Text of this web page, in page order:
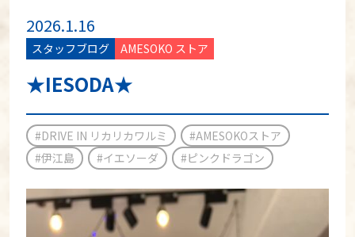
2026.1.16
スタッフブログ AMESOKO ストア
★IESODA★
#DRIVE IN リカリカワルミ
#AMESOKOストア
#伊江島
#イエソーダ #ピンクドラゴン